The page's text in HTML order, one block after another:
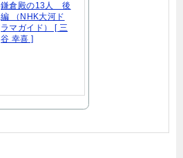
鎌倉殿の13人 後
編 （NHK大河ド
ラマガイド） [ 三
谷 幸喜 ]